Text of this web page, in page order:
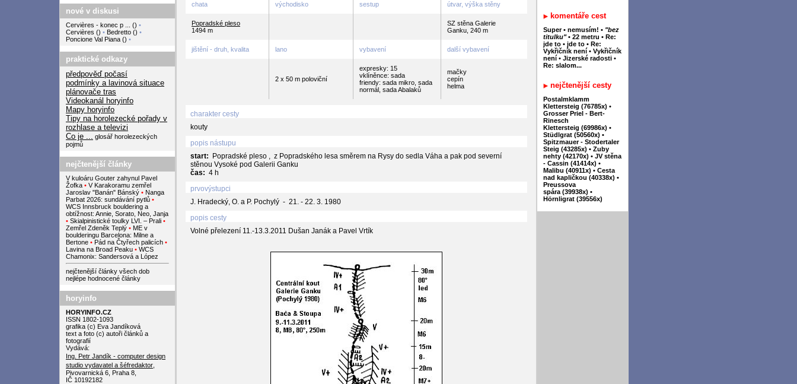
nové v diskusi
Cervières - konec p ... () •
Cervières () • Bedretto () •
Poncione Val Piana () •
praktické odkazy
předpověď počasí
podmínky a lavinová situace
plánovače tras
Videokanál horyinfo
Mapy horyinfo
Tipy na horolezecké pořady v
rozhlase a televizi
Co je ... glosář horolezeckých
pojmů
nejčtenější články
V kuloáru Gouter zahynul Pavel
Žofka • V Karakoramu zemřel
Jaroslav "Banán" Bánský • Nanga
Parbat 2026: sundávání pytlů •
WCS Innsbruck bouldering a
obtížnost: Annie, Sorato, Neo, Janja
• Skialpinistické toulky LVI. – Prali •
Zemřel Zdeněk Teplý • ME v
boulderingu Barcelona: Milne a
Bertone • Pád na Čtyřech palicích •
Lavina na Broad Peaku • WCS
Chamonix: Sandersová a López
nejčtenější články všech dob
nejlépe hodnocené články
horyinfo
HORYINFO.CZ
ISSN 1802-1093
grafika (c) Eva Jandíková
text a foto (c) autoři článků a
fotografií
Vydává:
Ing. Petr Jandík - computer design
studio vydavatel a šéfredaktor
Pivovarnická 6, Praha 8,
IČ 10192182
chata východisko sestup útvar, výška stěny
Popradské pleso
1494 m
SZ stěna Galerie
Ganku, 240 m
jištění - druh, kvalita lano vybavení další vybavení
2 x 50 m poloviční
expresky: 15
vklíněnce: sada
friendy: sada mikro, sada
normál, sada Abalaků
mačky
cepín
helma
charakter cesty
kouty
popis nástupu
start:
Popradské pleso , z Popradského lesa směrem na Rysy do sedla Váha a pak pod severní
stěnou Vysoké pod Galerii Ganku
čas: 4 h
prvovýstupci
J. Hradecký, O. a P. Pochylý - 21. - 22. 3. 1980
popis cesty
Volné přelezení 11.-13.3.2011 Dušan Janák a Pavel Vrtík
komentáře cest
Super • nemusím! • "bez
titulku" • 22 metru • Re:
jde to • jde to • Re:
Vykřičník není • Vykřičník
není • Jizerské radosti •
Re: slalom...
nejčtenější cesty
Postalmklamm
Klettersteig (76785x) •
Grosser Priel - Bert-
Rinesch
Klettersteig (69986x) •
Stüdlgrat (50560x) •
Spitzmauer - Stodertaler
Steig (43285x) • Zuby
nehty (42170x) • JV stěna
- Cassin (41414x) •
Malibu (40911x) • Cesta
nad kapličkou (40338x) •
Preussova
spára (39938x) •
Hörnligrat (39556x)